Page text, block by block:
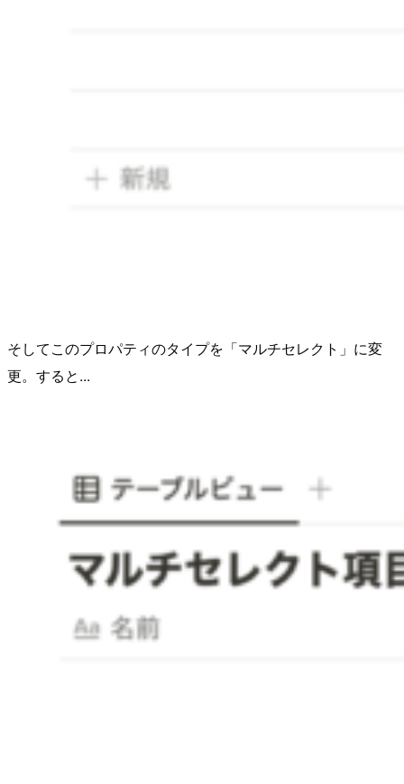
そしてこのプロパティのタイプを「マルチセレクト」に変
更。すると...